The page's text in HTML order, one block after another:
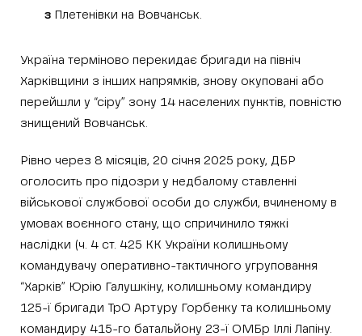
з Плетенівки на Вовчанськ.
Україна терміново перекидає бригади на північ
Харківщини з інших напрямків, знову окуповані або
перейшли у “сіру” зону 14 населених пунктів, повністю
знищений Вовчанськ.
Рівно через 8 місяців, 20 січня 2025 року, ДБР
оголосить про підозри у недбалому ставленні
військової службової особи до служби, вчиненому в
умовах воєнного стану, що спричинило тяжкі
наслідки (ч. 4 ст. 425 КК України колишньому
командувачу оперативно-тактичного угруповання
“Харків” Юрію Галушкіну, колишньому командиру
125-ї бригади ТрО Артуру Горбенку та колишньому
командиру 415-го батальйону 23-ї ОМБр Іллі Лапіну.